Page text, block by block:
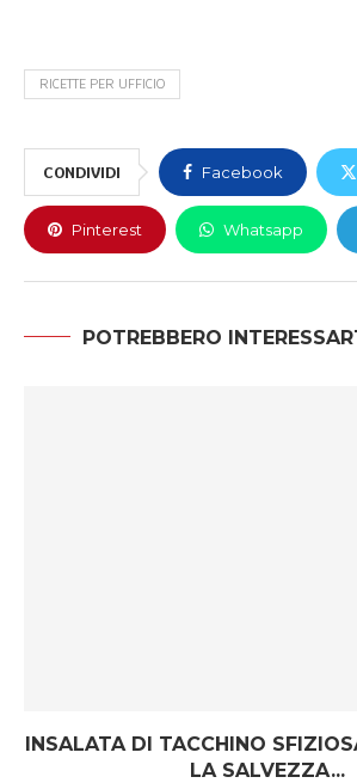
RICETTE PER UFFICIO
CONDIVIDI Facebook
Pinterest Whatsapp
POTREBBERO
INSALATA DI TACCHINO
LA SALVEZZA...